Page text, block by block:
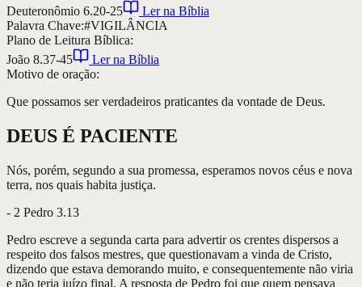
Deuteronômio 6.20-25
Ler na Bíblia
Palavra Chave:#VIGILÂNCIA
Plano de Leitura Bíblica:
João 8.37-45
Ler na Bíblia
Motivo de oração:
Que possamos ser verdadeiros praticantes da vontade de Deus.
DEUS É PACIENTE
Nós, porém, segundo a sua promessa, esperamos novos céus e nova
terra, nos quais habita justiça.
- 2 Pedro 3.13
Pedro escreve a segunda carta para advertir os crentes dispersos a
respeito dos falsos mestres, que questionavam a vinda de Cristo,
dizendo que estava demorando muito, e consequentemente não viria
e não teria juízo final. A resposta de Pedro foi que quem pensava